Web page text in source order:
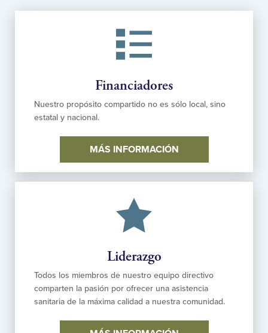
Financiadores
Nuestro propósito compartido no es sólo local, sino
estatal y nacional.
MÁS INFORMACIÓN
Liderazgo
Todos los miembros de nuestro equipo directivo
comparten la pasión por ofrecer una asistencia
sanitaria de la máxima calidad a nuestra comunidad.